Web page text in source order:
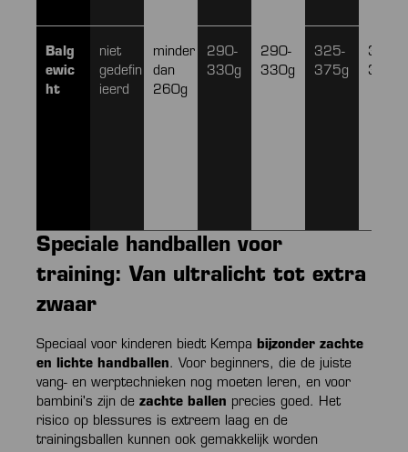
Balg
ewic
ht
niet
gedefin
ieerd
minder
dan
260g
290-
330g
290-
330g
325-
375g
325-
375g
Speciale handballen voor
training: Van ultralicht tot extra
zwaar
Speciaal voor kinderen biedt Kempa bijzonder zachte
en lichte handballen. Voor beginners, die de juiste
vang- en werptechnieken nog moeten leren, en voor
bambini's zijn de zachte ballen precies goed. Het
risico op blessures is extreem laag en de
trainingsballen kunnen ook gemakkelijk worden